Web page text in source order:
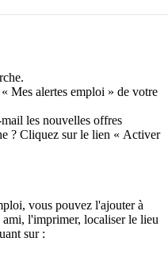
Mes alertes emploi » de votre
les nouvelles offres
? Cliquez sur le lien « Activer
vous pouvez l'ajouter à
l'imprimer, localiser le lieu
sur :